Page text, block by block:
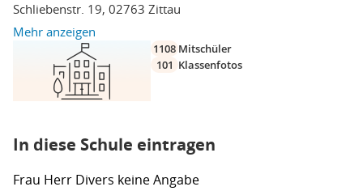
Schliebenstr. 19, 02763 Zittau
Mehr anzeigen
1108 Mitschüler
101 Klassenfotos
In diese Schule eintragen
Frau Herr Divers keine Angabe